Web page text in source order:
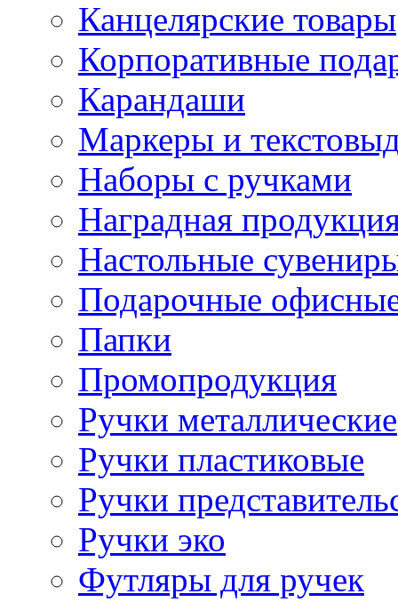
Канцелярские товары
Корпоративные
Карандаши
Маркеры и
Наборы с ручками
Наградная
Настольные
Подарочные
Папки
Промопродукция
Ручки металлические
Ручки пластиковые
Ручки
Ручки эко
Футляры для ручек